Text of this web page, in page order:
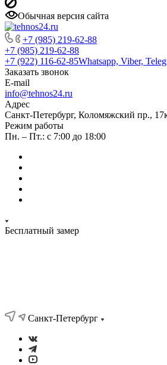
Обычная версия сайта
+7 (985) 219-62-88
+7 (985) 219-62-88
+7 (922) 116-62-85Whatsapp, Viber,
Заказать звонок
E-mail
info@tehnos24.ru
Адрес
Санкт-Петербург, Коломяжский пр.,
Режим работы
Пн. – Пт.: с 7:00 до 18:00
Бесплатный замер
Санкт-Петербург